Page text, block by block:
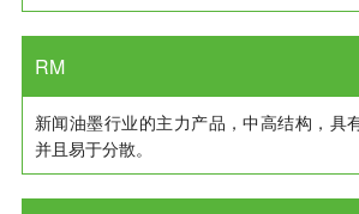
RM
新闻油墨行业的主力产品，中高结构，具
并且易于分散。